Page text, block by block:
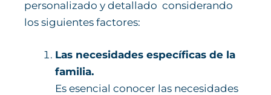
personalizado y detallado considerando
los siguientes factores:
Las necesidades específicas de la
familia.
Es esencial conocer las necesidades